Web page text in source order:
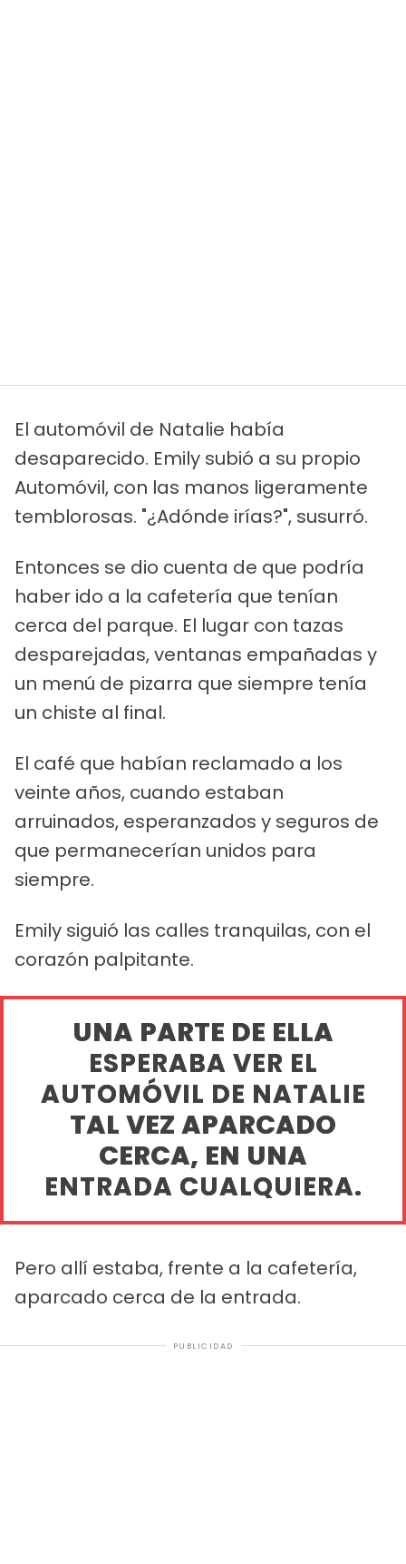
El automóvil de Natalie había
desaparecido. Emily subió a su propio
Automóvil, con las manos ligeramente
temblorosas. "¿Adónde irías?", susurró.
Entonces se dio cuenta de que podría
haber ido a la cafetería que tenían
cerca del parque. El lugar con tazas
desparejadas, ventanas empañadas y
un menú de pizarra que siempre tenía
un chiste al final.
El café que habían reclamado a los
veinte años, cuando estaban
arruinados, esperanzados y seguros de
que permanecerían unidos para
siempre.
Emily siguió las calles tranquilas, con el
corazón palpitante.
UNA PARTE DE ELLA
ESPERABA VER EL
AUTOMÓVIL DE NATALIE
TAL VEZ APARCADO
CERCA, EN UNA
ENTRADA CUALQUIERA.
Pero allí estaba, frente a la cafetería,
aparcado cerca de la entrada.
PUBLICIDAD